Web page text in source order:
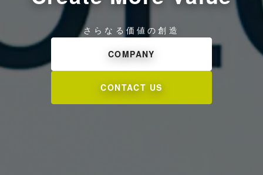
さらなる価値の創造
COMPANY
CONTACT US